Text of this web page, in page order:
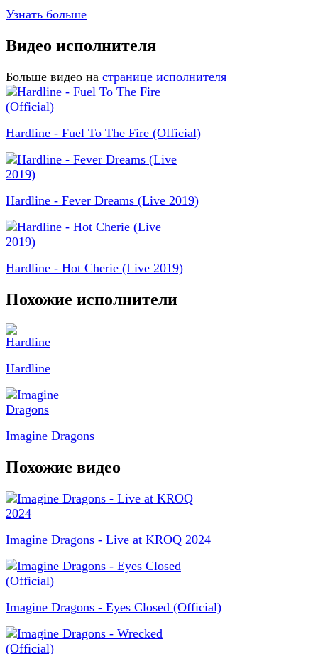
Узнать больше
Видео исполнителя
Больше видео на странице исполнителя
Hardline - Fuel To The Fire (Official)
Hardline - Fever Dreams (Live 2019)
Hardline - Hot Cherie (Live 2019)
Похожие исполнители
Hardline
Imagine Dragons
Похожие видео
Imagine Dragons - Live at KROQ 2024
Imagine Dragons - Eyes Closed (Official)